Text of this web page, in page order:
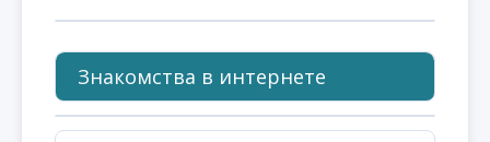
Знакомства в интернете